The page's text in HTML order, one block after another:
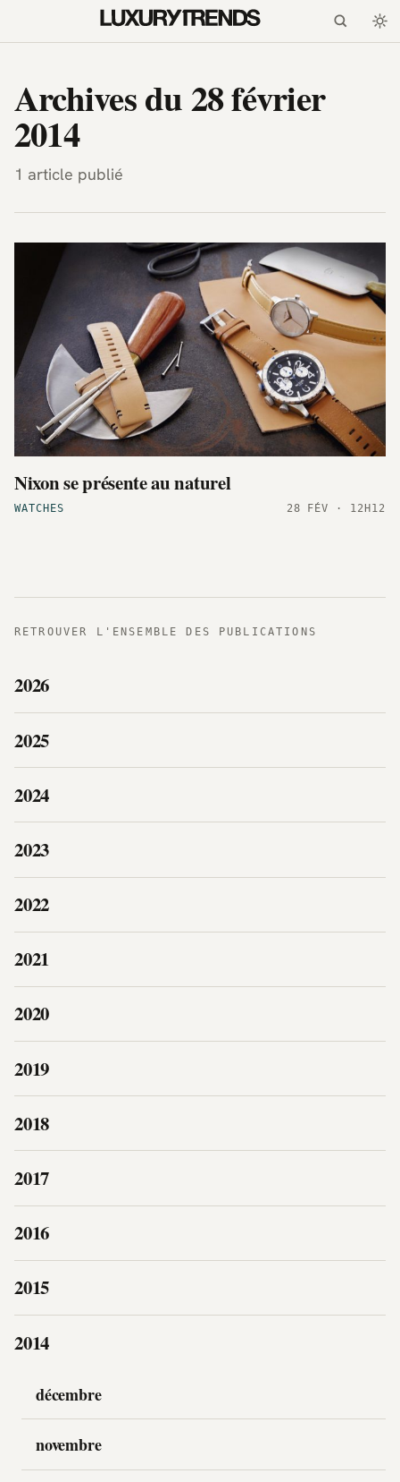
LuxuryTrends.fr —
Archives du 28 février
2014
1 article publié
WATCHES
Nixon se présente au naturel
28 FÉV · 12H12
RETROUVER L'ENSEMBLE DES PUBLICATIONS
2026
2025
2024
2023
2022
2021
2020
2019
2018
2017
2016
2015
2014
décembre
novembre